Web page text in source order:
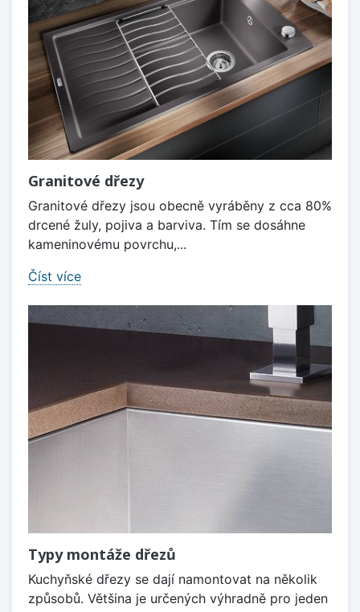
Granitové dřezy
Granitové dřezy jsou obecně vyráběny z cca 80%
drcené žuly, pojiva a barviva. Tím se dosáhne
kameninovému povrchu,...
Číst více
Typy montáže dřezů
Kuchyňské dřezy se dají namontovat na několik
způsobů. Většina je určených výhradně pro jeden